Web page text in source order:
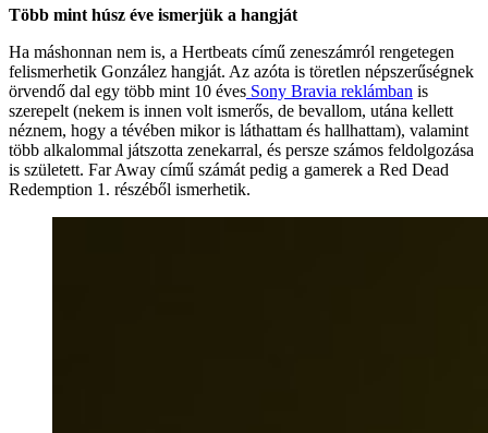
Több mint húsz éve ismerjük a hangját
Ha máshonnan nem is, a Hertbeats című zeneszámról rengetegen
felismerhetik González hangját. Az azóta is töretlen népszerűségnek
örvendő dal egy több mint 10 éves Sony Bravia reklámban is
szerepelt (nekem is innen volt ismerős, de bevallom, utána kellett
néznem, hogy a tévében mikor is láthattam és hallhattam), valamint
több alkalommal játszotta zenekarral, és persze számos feldolgozása
is született. Far Away című számát pedig a gamerek a Red Dead
Redemption 1. részéből ismerhetik.